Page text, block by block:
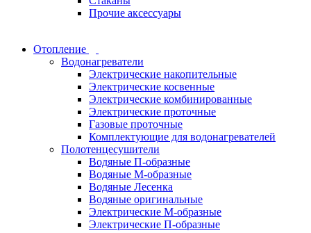
Прочие аксессуары
Отопление
Водонагреватели
Электрические накопительные
Электрические косвенные
Электрические комбинированные
Электрические проточные
Газовые проточные
Комплектующие для водонагревателей
Полотенцесушители
Водяные П-образные
Водяные М-образные
Водяные Лесенка
Водяные оригинальные
Электрические М-образные
Электрические П-образные